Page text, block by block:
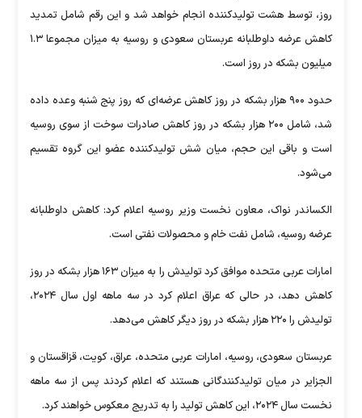
روز، توسط هشت تولیدکننده انجام خواهد شد و این رقم شامل تمدید
کاهش عرضه داوطلبانه عربستان سعودی و روسیه به میزان مجموعا ۱.۳
میلیون بشکه در روز است.
حدود ۹۰۰ هزار بشکه در روز کاهش عرضه‌ای که روز پنج شنبه وعده داده
شد، شامل ۲۰۰ هزار بشکه در روز کاهش صادرات سوخت از سوی روسیه
است و باقی این حجم، میان شش تولیدکننده عضو این گروه تقسیم
می‌شود.
الکساندر نواک، معاون نخست وزیر روسیه اعلام کرد: کاهش داوطلبانه
عرضه روسیه، شامل نفت خام و محصولات نفتی است.
امارات عربی متحده موافق کرد تولیدش را به میزان ۱۶۳ هزار بشکه در روز
کاهش دهد، در حالی که عراق اعلام کرد در سه ماهه اول سال ۲۰۲۴،
تولیدش را ۲۲۰ هزار بشکه در روز دیگر کاهش می‌دهد.
عربستان سعودی، روسیه، امارات عربی متحده، عراق، کویت، قزاقستان و
الجزایر در میان تولیدکنندگانی هستند که اعلام کردند پس از سه ماهه
نخست سال ۲۰۲۴، این کاهش تولید را به تدریج معکوس خواهند کرد.